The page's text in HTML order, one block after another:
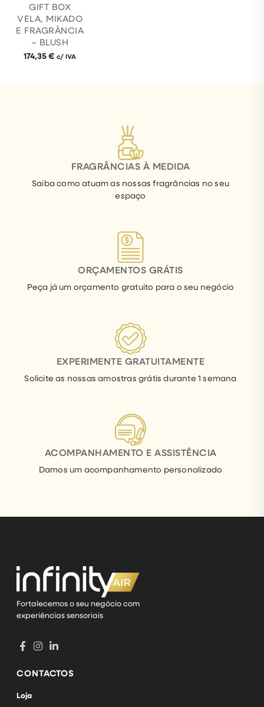
GIFT BOX
VELA, MIKADO
E FRAGRÂNCIA
– BLUSH
174,35€ c/ IVA
FRAGRÂNCIAS À MEDIDA
Saiba como atuam as nossas fragrâncias no seu
espaço
ORÇAMENTOS GRÁTIS
Peça já um orçamento gratuito para o seu negócio
EXPERIMENTE GRATUITAMENTE
Solicite as nossas amostras grátis durante 1 semana
ACOMPANHAMENTO E ASSISTÊNCIA
Damos um acompanhamento personalizado
Fortalecemos o seu negócio com
experiências sensoriais
CONTACTOS
Loja